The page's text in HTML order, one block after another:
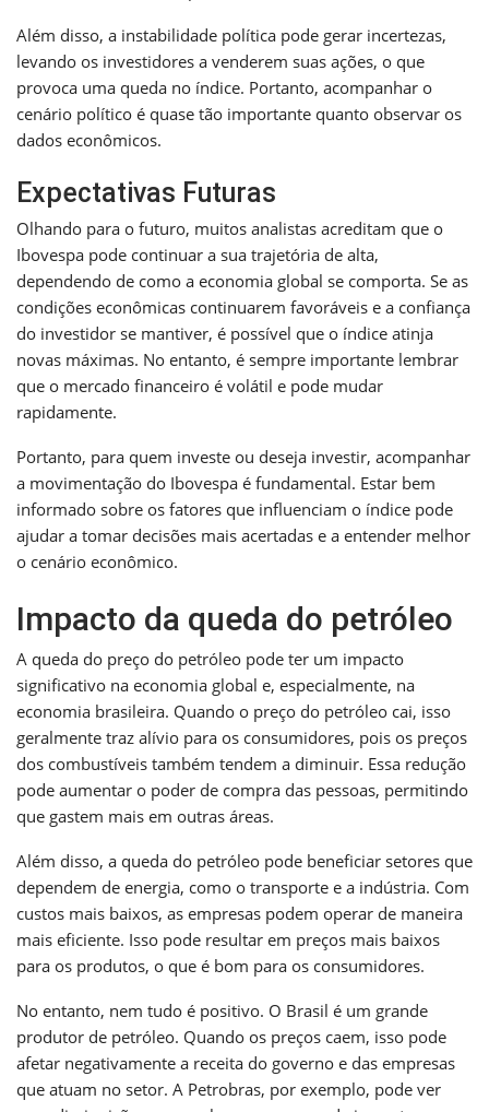
Além disso, a instabilidade política pode gerar incertezas,
levando os investidores a venderem suas ações, o que
provoca uma queda no índice. Portanto, acompanhar o
cenário político é quase tão importante quanto observar os
dados econômicos.
Expectativas Futuras
Olhando para o futuro, muitos analistas acreditam que o
Ibovespa pode continuar a sua trajetória de alta,
dependendo de como a economia global se comporta. Se as
condições econômicas continuarem favoráveis e a confiança
do investidor se mantiver, é possível que o índice atinja
novas máximas. No entanto, é sempre importante lembrar
que o mercado financeiro é volátil e pode mudar
rapidamente.
Portanto, para quem investe ou deseja investir, acompanhar
a movimentação do Ibovespa é fundamental. Estar bem
informado sobre os fatores que influenciam o índice pode
ajudar a tomar decisões mais acertadas e a entender melhor
o cenário econômico.
Impacto da queda do petróleo
A queda do preço do petróleo pode ter um impacto
significativo na economia global e, especialmente, na
economia brasileira. Quando o preço do petróleo cai, isso
geralmente traz alívio para os consumidores, pois os preços
dos combustíveis também tendem a diminuir. Essa redução
pode aumentar o poder de compra das pessoas, permitindo
que gastem mais em outras áreas.
Além disso, a queda do petróleo pode beneficiar setores que
dependem de energia, como o transporte e a indústria. Com
custos mais baixos, as empresas podem operar de maneira
mais eficiente. Isso pode resultar em preços mais baixos
para os produtos, o que é bom para os consumidores.
No entanto, nem tudo é positivo. O Brasil é um grande
produtor de petróleo. Quando os preços caem, isso pode
afetar negativamente a receita do governo e das empresas
que atuam no setor. A Petrobras, por exemplo, pode ver